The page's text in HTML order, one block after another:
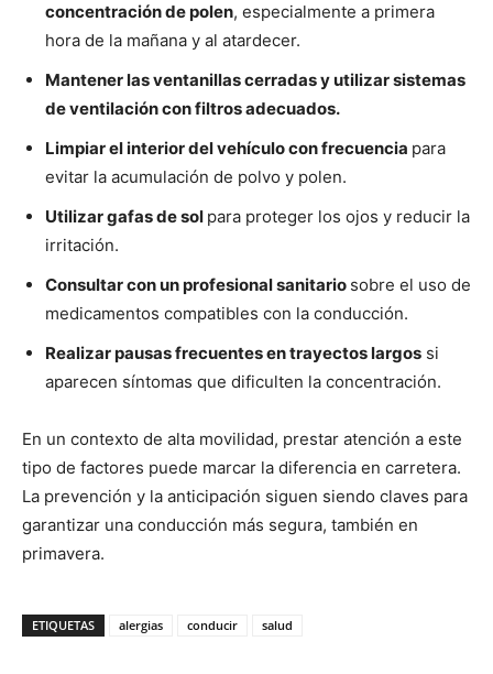
concentración de polen, especialmente a primera
hora de la mañana y al atardecer.
Mantener las ventanillas cerradas y utilizar sistemas
de ventilación con filtros adecuados.
Limpiar el interior del vehículo con frecuencia para
evitar la acumulación de polvo y polen.
Utilizar gafas de sol para proteger los ojos y reducir la
irritación.
Consultar con un profesional sanitario sobre el uso de
medicamentos compatibles con la conducción.
Realizar pausas frecuentes en trayectos largos si
aparecen síntomas que dificulten la concentración.
En un contexto de alta movilidad, prestar atención a este
tipo de factores puede marcar la diferencia en carretera.
La prevención y la anticipación siguen siendo claves para
garantizar una conducción más segura, también en
primavera.
ETIQUETAS alergias conducir salud